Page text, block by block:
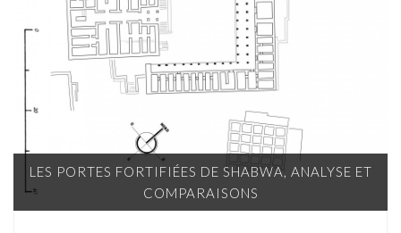
LES PORTES FORTIFIÉES DE SHABWA, ANALYSE ET
COMPARAISONS